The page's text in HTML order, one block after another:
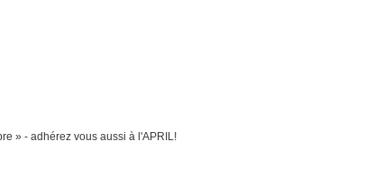
» - adhérez vous aussi à l'APRIL!